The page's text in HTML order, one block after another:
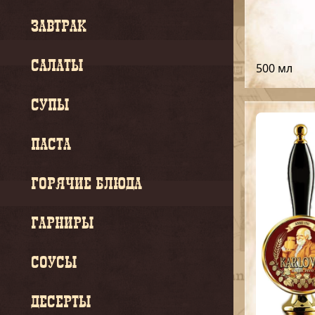
ЗАВТРАК
САЛАТЫ
СУПЫ
ПАСТА
ГОРЯЧИЕ БЛЮДА
ГАРНИРЫ
СОУСЫ
ДЕСЕРТЫ
500 мл